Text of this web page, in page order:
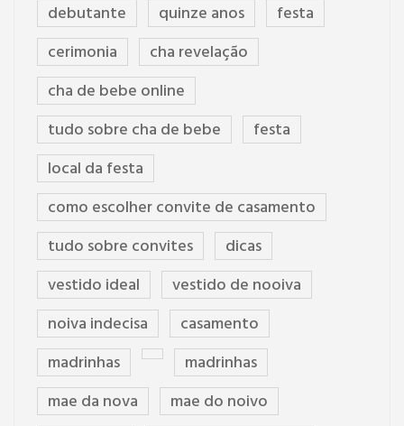
debutante
quinze anos
festa
cerimonia
cha revelação
cha de bebe online
tudo sobre cha de bebe
festa
local da festa
como escolher convite de casamento
tudo sobre convites
dicas
vestido ideal
vestido de nooiva
noiva indecisa
casamento
madrinhas
madrinhas
mae da nova
mae do noivo